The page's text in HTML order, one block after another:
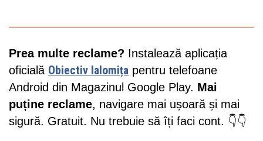
Prea multe reclame? Instalează aplicația
oficială Obiectiv Ialomița pentru telefoane
Android din Magazinul Google Play. Mai
puține reclame, navigare mai ușoară și mai
sigură. Gratuit. Nu trebuie să îți faci cont. 👇👇